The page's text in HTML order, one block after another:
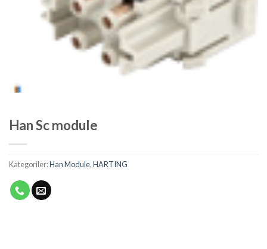
Han Sc module
Kategoriler:Han Module,HARTING